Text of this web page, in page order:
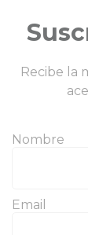
Recibe la
Nombre
Email